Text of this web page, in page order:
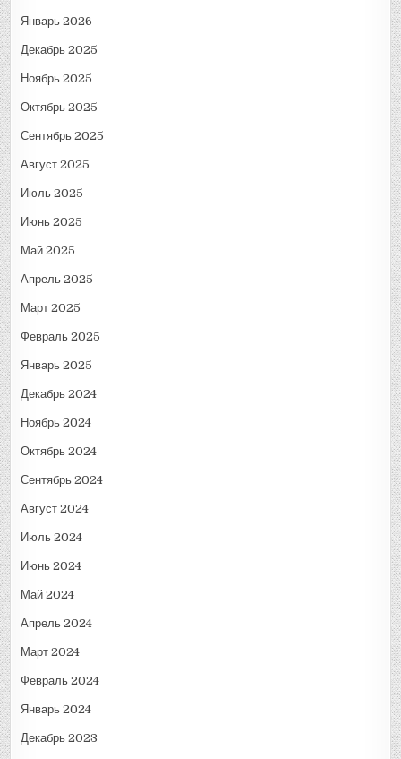
Январь 2026
Декабрь 2025
Ноябрь 2025
Октябрь 2025
Сентябрь 2025
Август 2025
Июль 2025
Июнь 2025
Май 2025
Апрель 2025
Март 2025
Февраль 2025
Январь 2025
Декабрь 2024
Ноябрь 2024
Октябрь 2024
Сентябрь 2024
Август 2024
Июль 2024
Июнь 2024
Май 2024
Апрель 2024
Март 2024
Февраль 2024
Январь 2024
Декабрь 2023